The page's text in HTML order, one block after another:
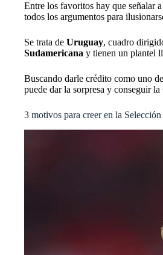
Entre los favoritos hay que señalar a
todos los argumentos para
Se trata de Uruguay, cuadro
Sudamericana y tienen un plantel
Buscando darle crédito como uno
puede dar la sorpresa y conseguir la
3 motivos para creer en la